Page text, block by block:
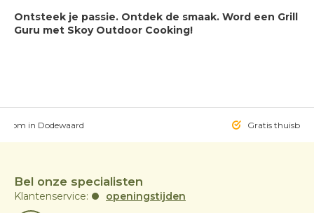
Ontsteek je passie. Ontdek de smaak. Word een Grill
Guru met Skoy Outdoor Cooking!
in Dodewaard Gratis
Bel onze specialisten
Klantenservice:
openingstijden